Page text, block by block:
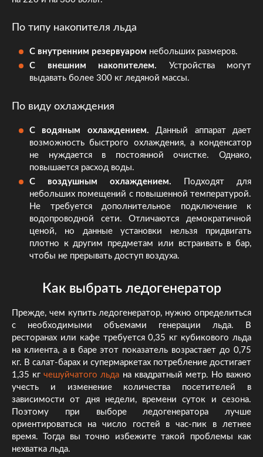
По типу накопителя льда
С внутренним резервуаром небольших размеров.
С внешним накопителем. Устройства могут
выдавать более 300 кг ледяной массы.
По виду охлаждения
С водяным охлаждением. Данный аппарат дает
возможность быстрого охлаждения, а конденсатор
не нуждается в постоянной очистке. Однако,
повышается расход воды.
С воздушным охлаждением. Подходят для
небольших помещений с повышенной температурой.
Не требуется дополнительное подключение к
водопроводной сети. Отличаются демократичной
ценой, но данные установки нельзя придвигать
плотно к другим предметам или встраивать в бар,
чтобы не прерывать доступ воздуха.
Как выбрать ледогенератор
Прежде, чем купить ледогенератор, нужно определиться
с необходимыми объемами генерации льда. В
ресторанах или кафе требуется 0,35 кг кубикового льда
на клиента, а в баре этот показатель возрастает до 0,75
кг. В салат-барах и супермаркетах потребление достигает
1,35 кгчешуйчатого льда на квадратный метр. Но важно
учесть и изменение количества посетителей в
зависимости от дня недели, времени суток и сезона.
Поэтому при выборе ледогенератора лучше
ориентироваться на число гостей в час-пик в летнее
время. Тогда вы точно избежите такой проблемы как
нехватка льда.